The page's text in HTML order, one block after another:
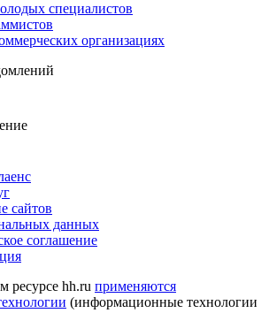
специалистов
организациях
сайтов
данных
соглашение
ресурсе hh.ru применяются
(информационные технологии